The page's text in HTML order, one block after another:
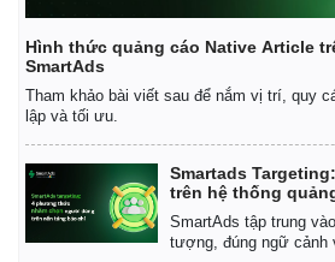
Hình thức quảng cáo Native Article
SmartAds
Tham khảo bài viết sau để nắm vị trí, quy
lập và tối ưu.
Smartads
trên hệ thống
SmartAds tập trung
tượng, đúng ngữ cảnh